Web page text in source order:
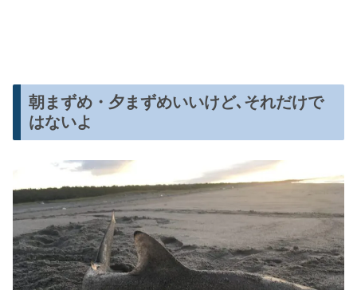
朝まずめ・夕まずめいいけど､それだけで
はないよ